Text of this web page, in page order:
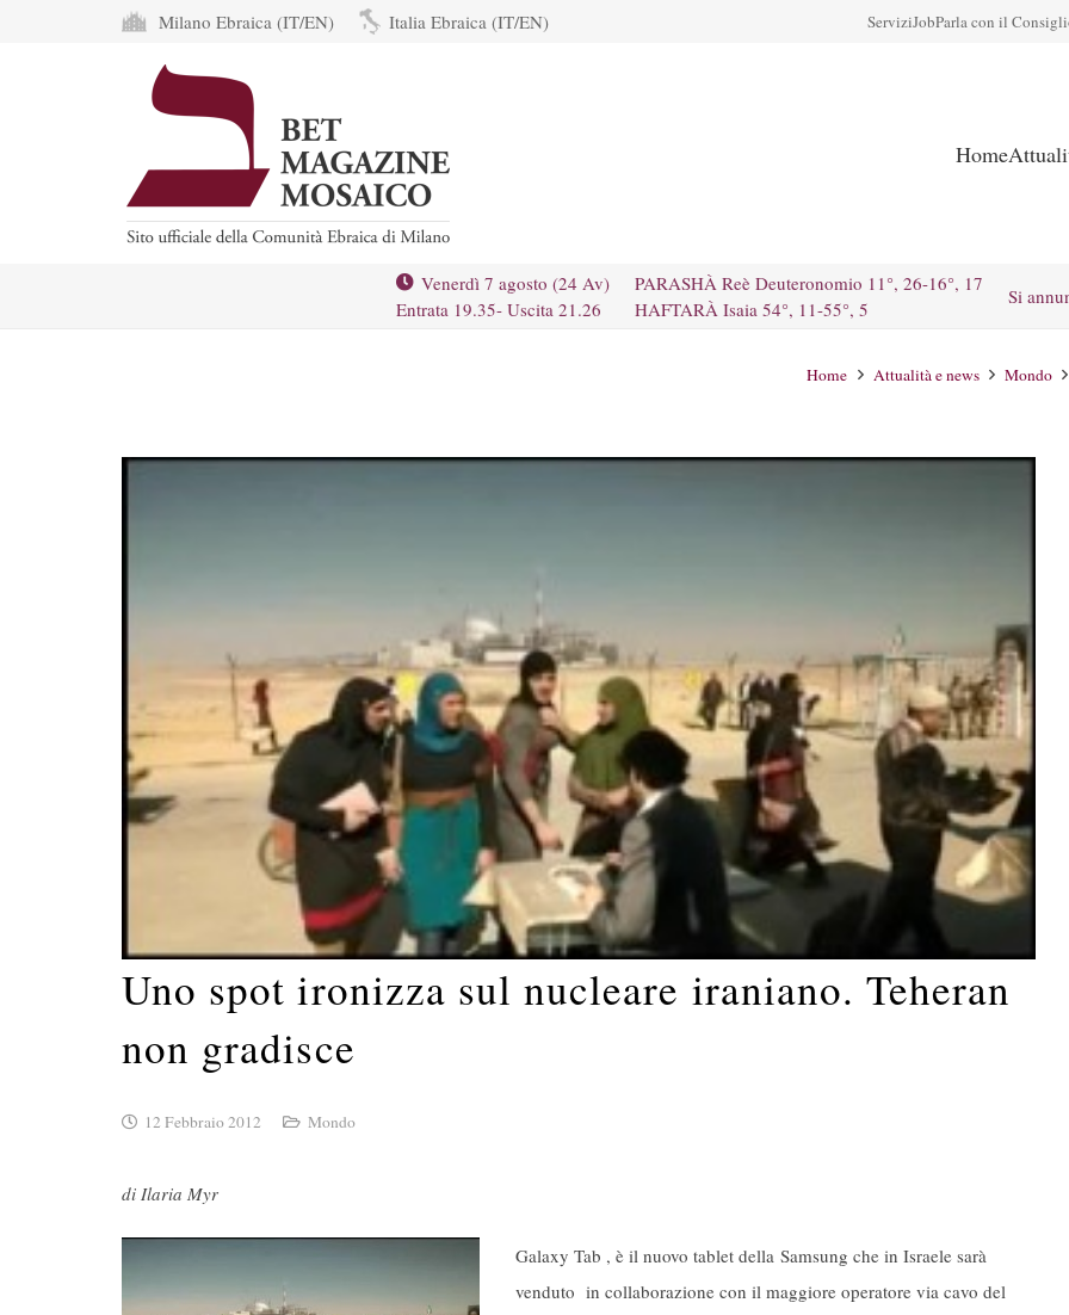
Milano Ebraica (IT/EN) Italia Ebraica (IT/EN) ServiziJobParla con il
Home
Venerdì 7 agosto (24 Av)
Entrata 19.35- Uscita 21.26
PARASHÀ Reè Deuteronomio 11°, 26-16°, 17
HAFTARÀ Isaia 54°, 11-55°, 5
Si
Home Attualità e news Mondo
Uno spot ironizza sul nucleare iraniano. Teheran
non gradisce
12 Febbraio 2012 Mondo
di Ilaria Myr
Galaxy Tab , è il nuovo tablet della Samsung che in Israele sarà
venduto in collaborazione con il maggiore operatore via cavo del